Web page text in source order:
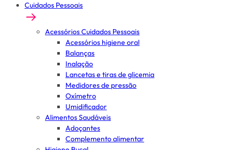
Cuidados Pessoais
Acessórios Cuidados Pessoais
Acessórios higiene oral
Balanças
Inalação
Lancetas e tiras de glicemia
Medidores de pressão
Oxímetro
Umidificador
Alimentos Saudáveis
Adoçantes
Complemento alimentar